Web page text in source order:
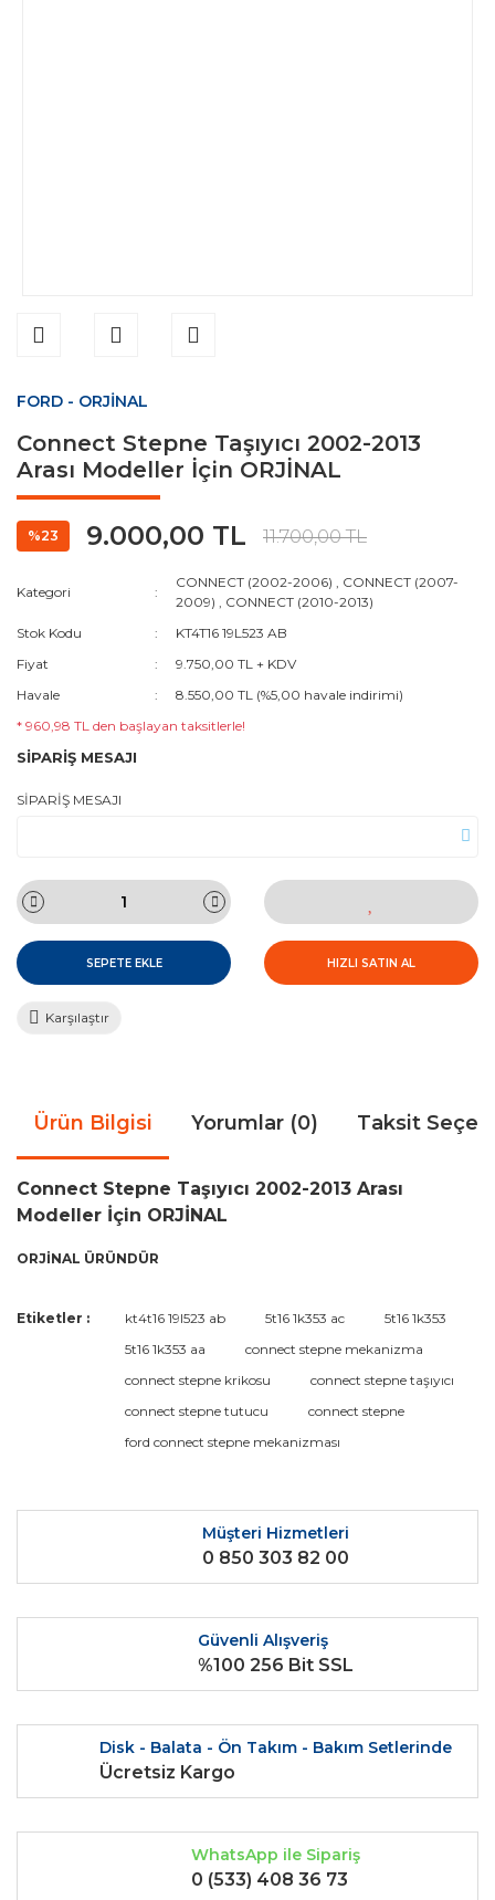
FORD - ORJİNAL
Connect Stepne Taşıyıcı 2002-2013
Arası Modeller İçin ORJİNAL
%23 9.000,00 TL 11.700,00 TL
Kategori
CONNECT (2002-2006) , CONNECT (2007-
2009) , CONNECT (2010-2013)
Stok Kodu
KT4T16 19L523 AB
Fiyat
9.750,00 TL + KDV
Havale
8.550,00 TL (%5,00 havale indirimi)
* 960,98 TL den başlayan taksitlerle!
SİPARİŞ MESAJI
SİPARİŞ MESAJI
SEPETE EKLE HIZLI SATIN AL
Karşılaştır
Ürün Bilgisi Yorumlar (0) Taksit
Connect Stepne Taşıyıcı 2002-2013 Arası
Modeller İçin ORJİNAL
ORJİNAL ÜRÜNDÜR
Bu ürüne ilk yorumu siz yapın!
Yorum Yaz
Bu ürünün fiyat bilgisi, resim, ürün açıklamalarında ve diğer
kullanarak tarafımıza iletebilirsiniz.
Görüş ve önerileriniz için teşekkür ederiz.
Ürün fiyatı diğer sitelerden daha pahalı.
Bu ürüne benzer farklı alternatifler olmalı.
Etiketler : kt4t16 19l523 ab 5t16 1k353 ac
5t16 1k353
5t16 1k353 aa
connect stepne mekanizma
connect stepne krikosu
connect stepne taşıyıcı
connect stepne tutucu
connect stepne
ford connect stepne mekanizması
Müşteri Hizmetleri
0 850 303 82 00
Güvenli Alışveriş
%100 256 Bit SSL
Disk - Balata - Ön Takım - Bakım Setlerinde
Ücretsiz Kargo
WhatsApp ile Sipariş
0 (533) 408 36 73